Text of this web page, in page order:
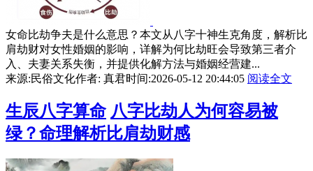
女命比劫争夫是什么意思？本文从八字十神生克角度，解析比
肩劫财对女性婚姻的影响，详解为何比劫旺会导致第三者介
入、夫妻关系失衡，并提供化解方法与婚姻经营建...
来源:民俗文化作者: 真君时间:2026-05-12 20:44:05 阅读全文
生辰八字算命 八字比劫人为何容易被
绿？命理解析比肩劫财感